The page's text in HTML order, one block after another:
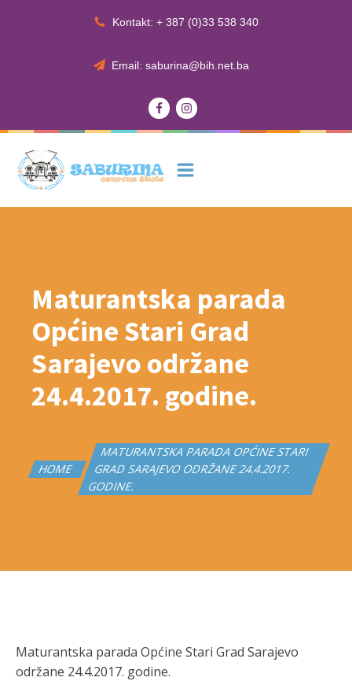
Kontakt: + 387 (0)33 538 340
Email: saburina@bih.net.ba
Maturantska parada
Općine Stari Grad
Sarajevo održane
24.4.2017. godine.
HOME
MATURANTSKA PARADA OPĆINE STARI
GRAD SARAJEVO ODRŽANE 24.4.2017.
GODINE.
Maturantska parada Općine Stari Grad Sarajevo
održane 24.4.2017. godine.